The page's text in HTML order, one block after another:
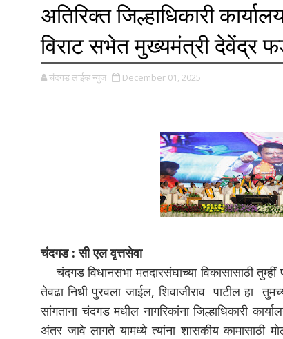
अतिरिक्त जिल्हाधिकारी
विराट सभेत मुख्यमंत्री देवेंद्र
चंदगड लाईव्ह न्युज December 01, 2025
चंदगड : सी एल वृत्तसेवा
चंदगड विधानसभा मतदारसंघाच्या विकासासाठी
तेवढा निधी पुरवला जाईल, शिवाजीराव पाटील हा
सांगताना चंदगड मधील नागरिकांना जिल्हाधिकारी
अंतर जावे लागते यामध्ये त्यांना शासकीय कामासाठी